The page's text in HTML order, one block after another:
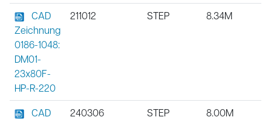
CAD
Zeichnung
0186-1048:
DM01-
23x80F-
HP-R-220
211012 STEP 8.34M
CAD
240306 STEP 8.00M